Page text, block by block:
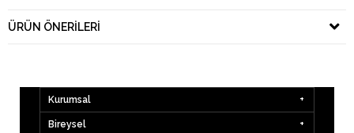
ÜRÜN ÖNERILERI
Kurumsal
Bireysel